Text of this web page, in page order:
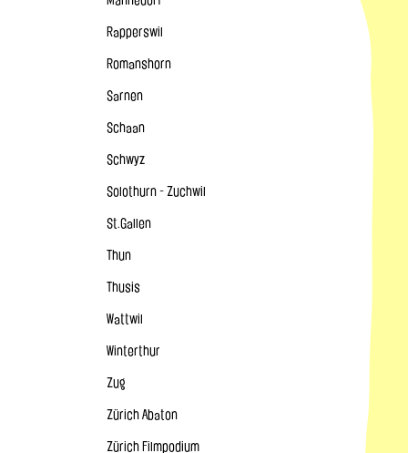
Rapperswil
Romanshorn
Sarnen
Schaan
Schwyz
Solothurn - Zuchwil
St.Gallen
Thun
Thusis
Wattwil
Winterthur
Zug
Zürich Abaton
Zürich Filmpodium